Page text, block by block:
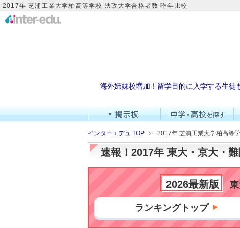
2017年 芝浦工業大学柏高等学校 法政大学合格者数 昨年比較
海外姉妹校増加！留学目的に入学する生徒
インターエデュ TOP 2017年 芝浦工業大学柏高等
速報！2017年 東大・京大・
2026最新版
ランキングトップ